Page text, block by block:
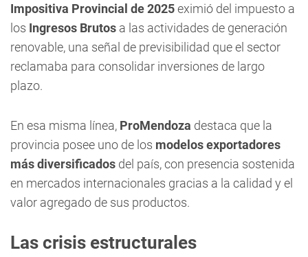
Impositiva Provincial de 2025eximió del impuesto a
los Ingresos Brutos a las actividades de generación
renovable, una señal de previsibilidad que el sector
reclamaba para consolidar inversiones de largo
plazo.
En esa misma línea, ProMendoza destaca que la
provincia posee uno de los modelos exportadores
más diversificados del país, con presencia sostenida
en mercados internacionales gracias a la calidad y el
valor agregado de sus productos.
Las crisis estructurales